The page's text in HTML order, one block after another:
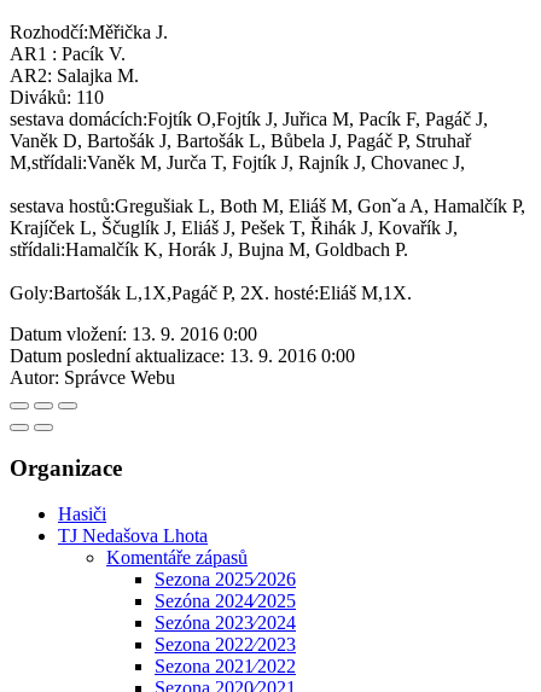
Rozhodčí:Měřička J.
AR1 : Pacík V.
AR2: Salajka M.
Diváků: 110
sestava domácích:Fojtík O,Fojtík J, Juřica M, Pacík F, Pagáč J,
Vaněk D, Bartošák J, Bartošák L, Bůbela J, Pagáč P, Struhař
M,střídali:Vaněk M, Jurča T, Fojtík J, Rajník J, Chovanec J,
sestava hostů:Gregušiak L, Both M, Eliáš M, Gonˇa A, Hamalčík P,
Krajíček L, Ščuglík J, Eliáš J, Pešek T, Řihák J, Kovařík J,
střídali:Hamalčík K, Horák J, Bujna M, Goldbach P.
Goly:Bartošák L,1X,Pagáč P, 2X. hosté:Eliáš M,1X.
Datum vložení: 13. 9. 2016 0:00
Datum poslední aktualizace: 13. 9. 2016 0:00
Autor: Správce Webu
Organizace
Hasiči
TJ Nedašova Lhota
Komentáře zápasů
Sezona 2025⁄2026
Sezóna 2024⁄2025
Sezóna 2023⁄2024
Sezona 2022⁄2023
Sezona 2021⁄2022